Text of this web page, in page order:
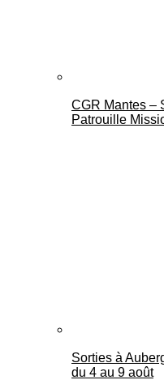
CGR Mantes –
Patrouille
Sorties à
du 4 au 9 août